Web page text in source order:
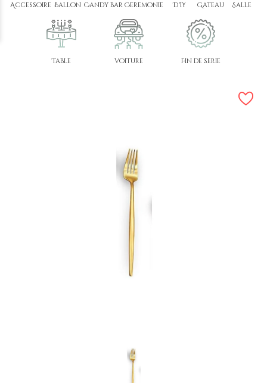
Accessoire Ballon Candy bar Cérémonie DIY Gâteau Salle
Table Voiture Fin de série